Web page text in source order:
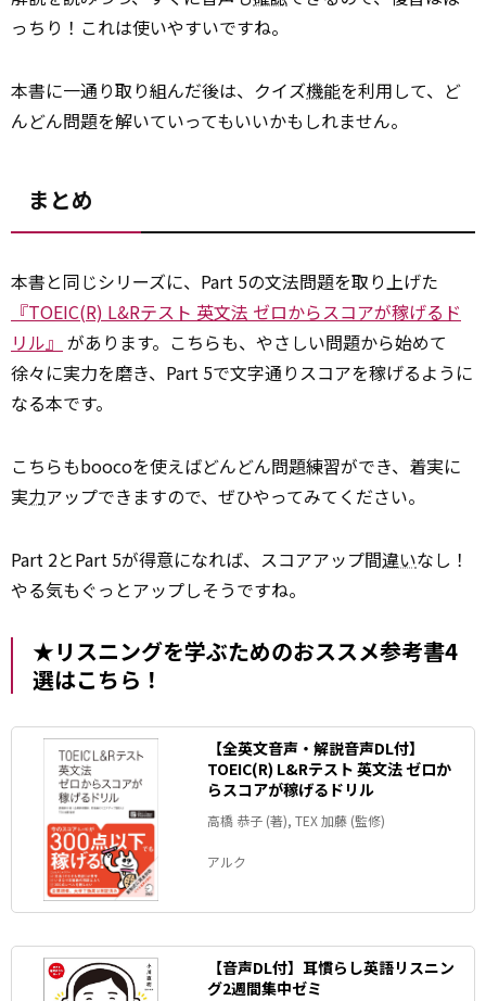
っちり！これは使いやすいですね。
本書に一通り取り組んだ後は、クイズ機能を利用して、ど
んどん問題を解いていってもいいかもしれません。
まとめ
本書と同じシリーズに、Part 5の文法問題を取り上げた
『TOEIC(R) L&Rテスト 英文法 ゼロからスコアが稼げるド
リル』 があります。こちらも、やさしい問題から始めて
徐々に実力を磨き、Part 5で文字通りスコアを稼げるように
なる本です。
こちらもboocoを使えばどんどん問題練習ができ、着実に
実力アップできますので、ぜひやってみてください。
Part 2とPart 5が得意になれば、スコアアップ間違いなし！
やる気もぐっとアップしそうですね。
★リスニングを学ぶためのおススメ参考書4
選はこちら！
【全英文音声・解説音声DL付】
TOEIC(R) L&Rテスト 英文法 ゼロか
らスコアが稼げるドリル
高橋 恭子 (著), TEX 加藤 (監修)
アルク
【音声DL付】耳慣らし英語リスニン
グ2週間集中ゼミ